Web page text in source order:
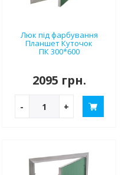
Люк під фарбування
Планшет Куточок
ПК 300*600
2095 грн.
- +